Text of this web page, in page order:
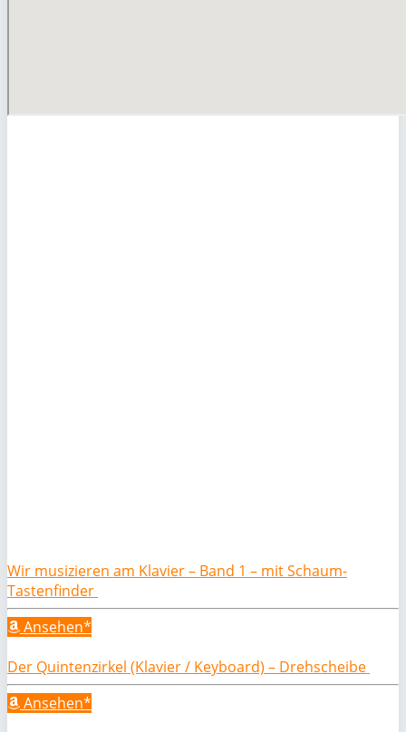
Wir musizieren am Klavier – Band 1 – mit Schaum-
Tastenfinder
Ansehen*
Der Quintenzirkel (Klavier / Keyboard) – Drehscheibe
Ansehen*